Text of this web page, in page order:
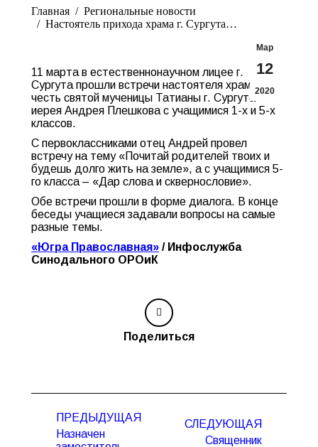
Главная
Pегиональные новости
Настоятель прихода храма г. Сургута…
Мар
12
2020
11 марта в естественнонаучном лицее г.
Сургута прошли встречи настоятеля храма в
честь святой мученицы Татианы г. Сургута
иерея Андрея Плешкова с учащимися 1-х и 5-х
классов.
С первоклассниками отец Андрей провел
встречу на тему «Почитай родителей твоих и
будешь долго жить на земле», а с учащимися 5-
го класса – «Дар слова и сквернословие».
Обе встречи прошли в форме диалога. В конце
беседы учащиеся задавали вопросы на самые
разные темы.
«Югра Православная» / Инфослужба
Синодального ОРОиК
Поделиться
записям
ПРЕДЫДУЩАЯ
Назначен
СЛЕДУЮЩАЯ
Священник